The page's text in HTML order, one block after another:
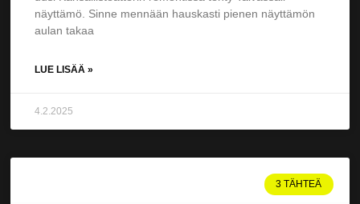
näyttämö. Sinne mennään hauskasti pienen näyttämön
aulan takaa
LUE LISÄÄ »
4.2.2025
3 TÄHTEÄ